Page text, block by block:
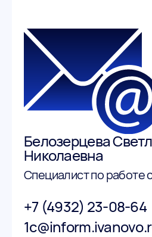
Белозерцева
Николаевна
Специалист по работе
+7 (4932) 23-08-64